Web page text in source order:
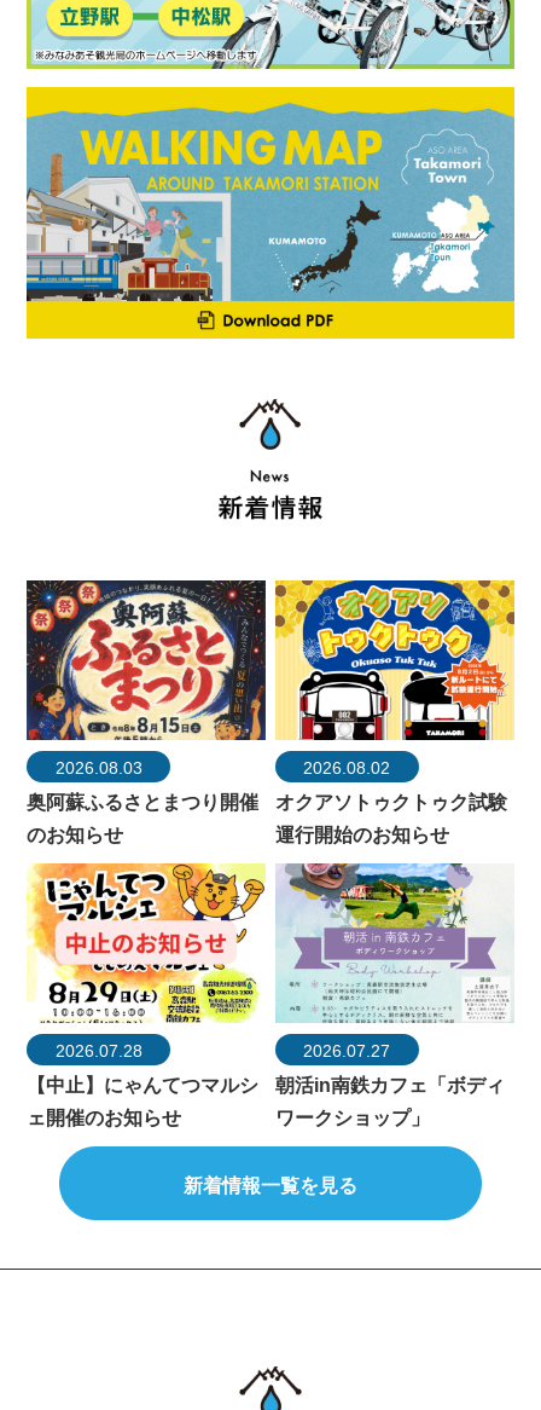
2026.08.03
奥阿蘇ふるさとまつり開催
のお知らせ
2026.08.02
オクアソトゥクトゥク試験
運行開始のお知らせ
2026.07.28
【中止】にゃんてつマルシ
ェ開催のお知らせ
2026.07.27
朝活in南鉄カフェ「ボディ
ワークショップ」
新着情報一覧を見る